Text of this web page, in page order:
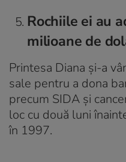
Rochiile ei au
milioane de
Printesa Diana și-a
sale pentru a dona
precum SIDA și
loc cu două luni
în 1997.